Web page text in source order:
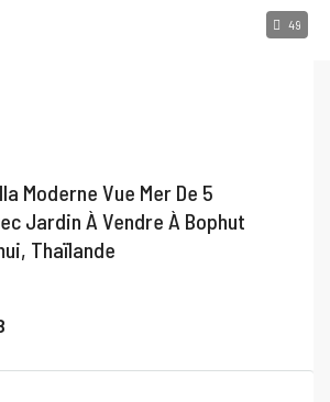
49
Moderne Vue Mer De 5
Jardin À Vendre À Bophut
Thaïlande